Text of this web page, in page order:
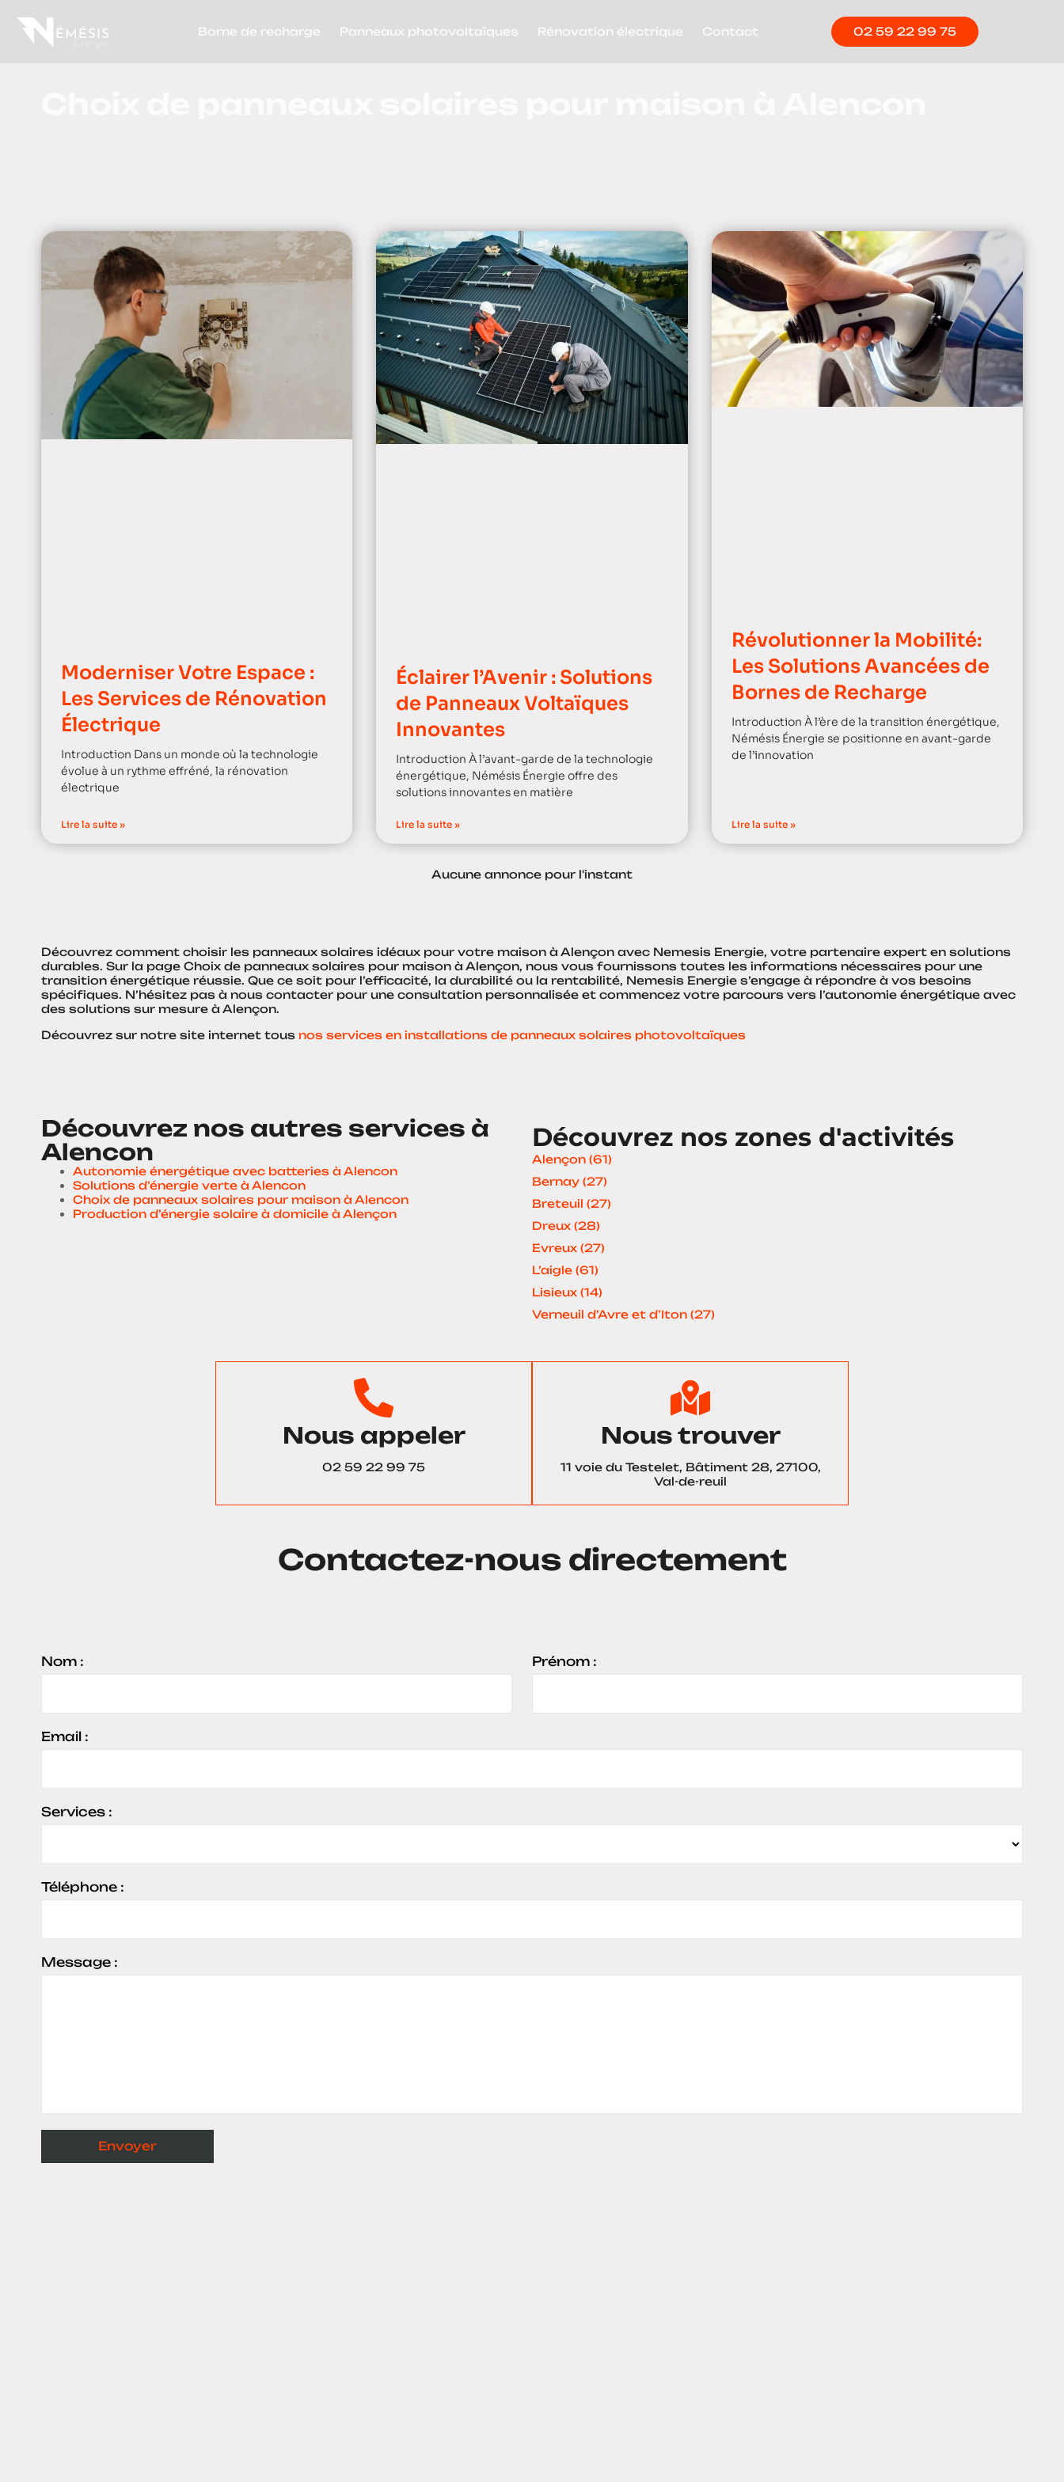
Borne de recharge Panneaux photovoltaïques Rénovation électrique Contact 02 59 22 99 75
Moderniser Votre Espace :
Les Services de Rénovation
Électrique
Introduction Dans un monde où la technologie
évolue à un rythme effréné, la rénovation
électrique
Lire la suite »
Éclairer l’Avenir : Solutions
de Panneaux Voltaïques
Innovantes
Introduction À l’avant-garde de la technologie
énergétique, Némésis Énergie offre des
solutions innovantes en matière
Lire la suite »
Révolutionner la Mobilité:
Les Solutions Avancées de
Bornes de Recharge
Introduction À l’ère de la transition énergétique,
Némésis Énergie se positionne en avant-garde
de l’innovation
Lire la suite »
Aucune annonce pour l'instant
Découvrez comment choisir les panneaux solaires idéaux pour votre maison à Alençon avec Nemesis Energie, votre partenaire expert en solutions
durables. Sur la page Choix de panneaux solaires pour maison à Alençon, nous vous fournissons toutes les informations nécessaires pour une
transition énergétique réussie. Que ce soit pour l’efficacité, la durabilité ou la rentabilité, Nemesis Energie s’engage à répondre à vos besoins
spécifiques. N’hésitez pas à nous contacter pour une consultation personnalisée et commencez votre parcours vers l’autonomie énergétique avec
des solutions sur mesure à Alençon.
Découvrez sur notre site internet tous nos services en installations de panneaux solaires photovoltaïques
Découvrez nos autres services à
Alencon
Autonomie énergétique avec batteries à Alencon
Solutions d’énergie verte à Alencon
Choix de panneaux solaires pour maison à Alencon
Production d’énergie solaire à domicile à Alençon
Découvrez nos zones d'activités
Alençon (61)
Bernay (27)
Breteuil (27)
Dreux (28)
Evreux (27)
L’aigle (61)
Lisieux (14)
Verneuil d’Avre et d’Iton (27)
Nous appeler
02 59 22 99 75
Nous trouver
11 voie du Testelet, Bâtiment 28, 27100,
Val-de-reuil
Contactez-nous directement
Nom : Prénom :
Email :
Services :
Téléphone :
Message :